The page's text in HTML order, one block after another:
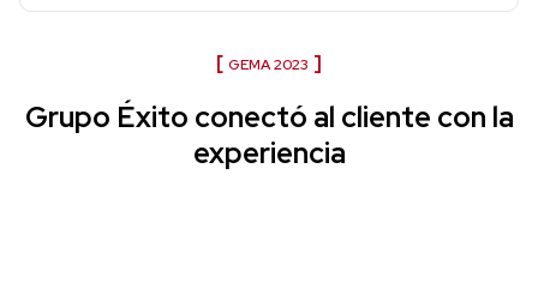
GEMA 2023
Grupo Éxito conectó al cliente con la
experiencia